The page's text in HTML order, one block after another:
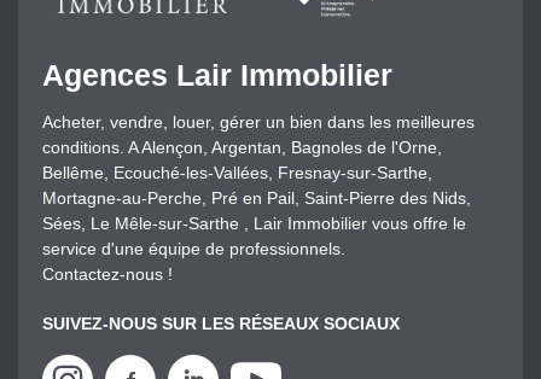
Agences Lair Immobilier
Acheter, vendre, louer, gérer un bien dans les meilleures
conditions. A Alençon, Argentan, Bagnoles de l'Orne,
Bellême, Ecouché-les-Vallées, Fresnay-sur-Sarthe,
Mortagne-au-Perche, Pré en Pail, Saint-Pierre des Nids,
Sées, Le Mêle-sur-Sarthe , Lair Immobilier vous offre le
service d'une équipe de professionnels.
Contactez-nous !
SUIVEZ-NOUS SUR LES RÉSEAUX SOCIAUX